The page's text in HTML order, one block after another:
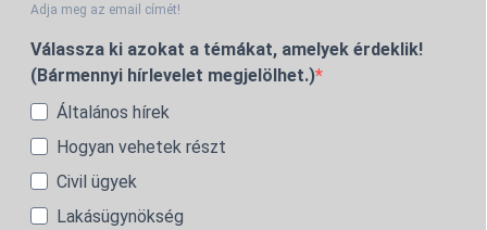
Adja meg az email címét!
Válassza ki azokat a témákat, amelyek érdeklik!
(Bármennyi hírlevelet megjelölhet.)
Általános hírek
Hogyan vehetek részt
Civil ügyek
Lakásügynökség